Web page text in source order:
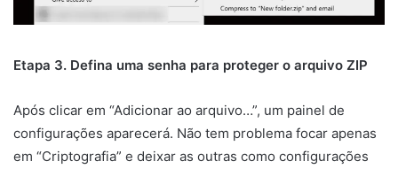
Etapa 3. Defina uma senha para proteger o arquivo ZIP
Após clicar em “Adicionar ao arquivo…”, um painel de
configurações aparecerá. Não tem problema focar apenas
em “Criptografia” e deixar as outras como configurações